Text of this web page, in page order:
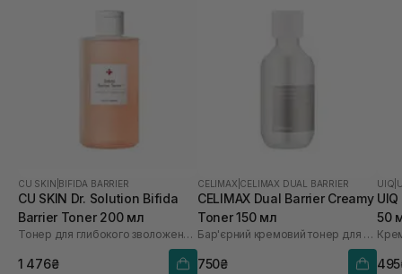
CU SKIN BIFIDA BARRIER
CU SKIN Dr. Solution Bifida
Barrier Toner 200 мл
Тонер для глибокого зволоження з лізатом біфідобактерій 85%
1 476₴
CELIMAX CELIMAX DUAL BARRIER
CELIMAX Dual Barrier Creamy
Toner 150 мл
Бар'єрний кремовий тонер для обличчя
750₴
UIQ
50